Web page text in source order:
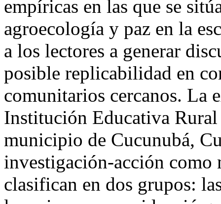
empíricas en las que se
agroecología y paz en la
a los lectores a generar
posible replicabilidad en
comunitarios cercanos. La
Institución Educativa Rural
municipio de Cucunubá,
investigación-acción como
clasifican en dos grupos: